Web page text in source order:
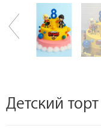
Детский